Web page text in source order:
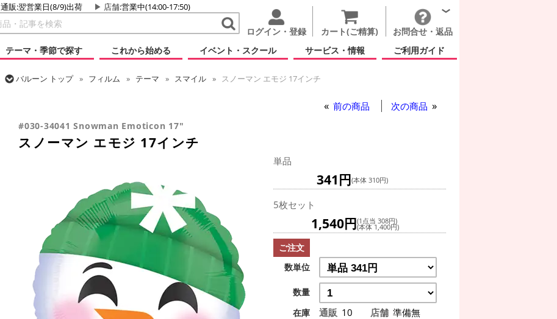
通販:翌営業日(8/9)出荷 店舗:営業中(14:00-17:50)
ログイン・登録 カート(ご精算)
お問合せ・返品
テーマ・季節で探す
これから始める イベント・スクール サービス・情報 ご利用ガイド
バルーン トップ フィルム テーマ スマイル
スノーマン エモジ 17インチ
前の商品 次の商品
#030-34041 Snowman Emoticon 17"
スノーマン エモジ 17インチ
単品
341円(本体 310円)
5枚セット
1,540円(1点当 308円)
(本体 1,400円)
ご注文
数単位
数量
在庫
通販 10 店舗 準備無